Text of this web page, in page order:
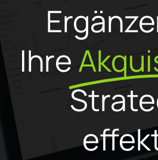
Ressourcen & Partner
Ihre